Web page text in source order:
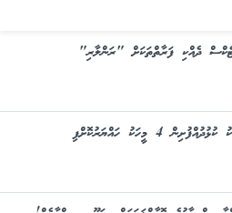
ދެއްކި ފަރާތްތަކަށް "ރަންލާރި"
4 މީހަކު ހައްޔަރުކޮށްފި